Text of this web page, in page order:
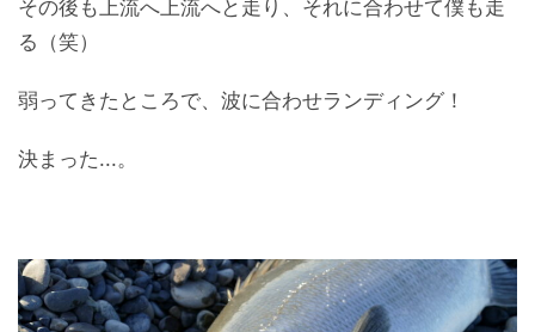
その後も上流へ上流へと走り、それに合わせて僕も走
る（笑）
弱ってきたところで、波に合わせランディング！
決まった...。